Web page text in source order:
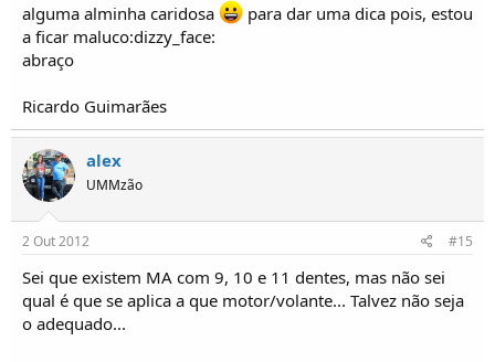
alguma alminha caridosa
para dar uma dica pois, estou
a ficar maluco:dizzy_face:
abraço
Ricardo Guimarães
alex
UMMzão
2 Out 2012 #15
Sei que existem MA com 9, 10 e 11 dentes, mas não sei
qual é que se aplica a que motor/volante... Talvez não seja
o adequado...